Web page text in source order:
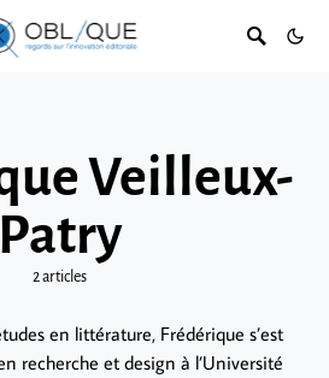
Veilleux-
Patry
2 articles
en littérature, Frédérique s’est
recherche et design à l’Université